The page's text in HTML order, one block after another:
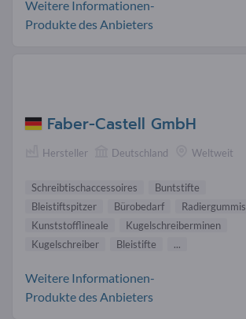
Weitere Informationen-
Produkte des Anbieters
Faber-Castell GmbH
Hersteller Deutschland Weltweit
Schreibtischaccessoires
Buntstifte
Bleistiftspitzer
Bürobedarf
Radiergummis
Kunststofflineale
Kugelschreiberminen
Kugelschreiber
Bleistifte ...
Weitere Informationen-
Produkte des Anbieters